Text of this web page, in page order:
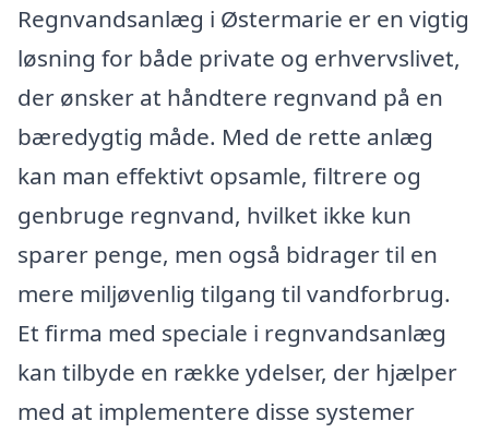
Regnvandsanlæg i Østermarie er en vigtig
løsning for både private og erhvervslivet,
der ønsker at håndtere regnvand på en
bæredygtig måde. Med de rette anlæg
kan man effektivt opsamle, filtrere og
genbruge regnvand, hvilket ikke kun
sparer penge, men også bidrager til en
mere miljøvenlig tilgang til vandforbrug.
Et firma med speciale i regnvandsanlæg
kan tilbyde en række ydelser, der hjælper
med at implementere disse systemer